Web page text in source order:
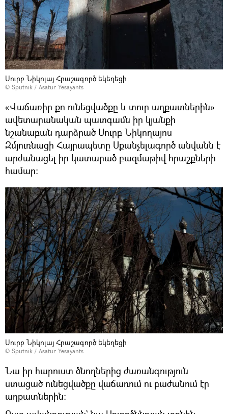
Սուրբ Նիկոլայ Հրաշագործ եկեղեցի
© Sputnik / Asatur Yesayants
«Վաճառիր քո ունեցվածքը և տուր աղքատներին»
ավետարանական պատգամն իր կյանքի
նշանաբան դարձրած Սուրբ Նիկողայոս
Զմյուռնացի Հայրապետը Սքանչելագործ անվանն է
արժանացել իր կատարած բազմաթիվ հրաշքների
համար:
Սուրբ Նիկոլայ Հրաշագործ եկեղեցի
© Sputnik / Asatur Yesayants
Նա իր հարուստ ծնողներից ժառանգություն
ստացած ունեցվածքը վաճառում ու բաժանում էր
աղքատներին։